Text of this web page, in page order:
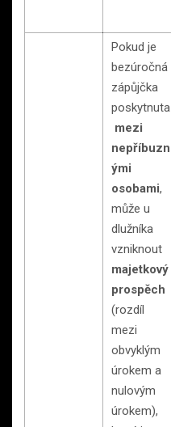
Pokud je
bezúročná
zápůjčka
poskytnuta
mezi
nepříbuzn
ými
osobami,
může u
dlužníka
vzniknout
majetkový
prospěch
(rozdíl
mezi
obvyklým
úrokem a
nulovým
úrokem),